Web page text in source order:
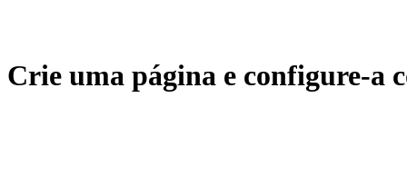
Crie uma página e configure-a